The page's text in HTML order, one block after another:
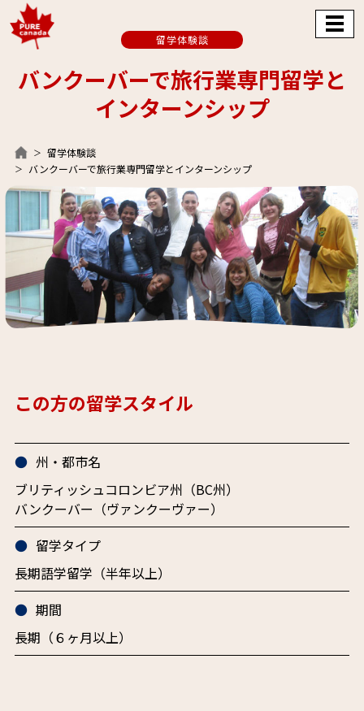
バンクーバーで旅行業専門留学と
インターンシップ
留学体験談
バンクーバーで旅行業専門留学とインターンシップ
留学体験談
この方の留学スタイル
州・都市名
ブリティッシュコロンビア州（BC州）
バンクーバー（ヴァンクーヴァー）
留学タイプ
長期語学留学（半年以上）
期間
長期（６ヶ月以上）